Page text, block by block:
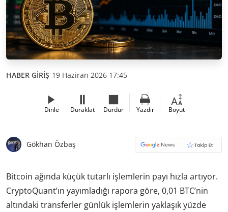
HABER GİRİŞ 19 Haziran 2026 17:45
Dinle Duraklat Durdur Yazdır Boyut
Gökhan Özbaş
Bitcoin ağında küçük tutarlı işlemlerin payı hızla artıyor.
CryptoQuant’ın yayımladığı rapora göre, 0,01 BTC’nin
altındaki transferler günlük işlemlerin yaklaşık yüzde